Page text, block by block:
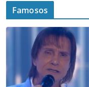
Famosos